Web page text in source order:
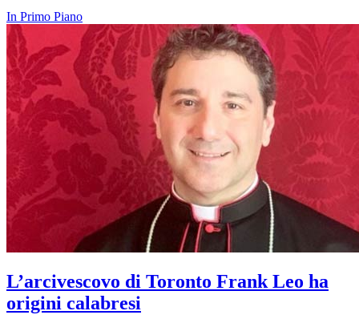
In Primo Piano
L’arcivescovo di Toronto Frank Leo ha
origini calabresi